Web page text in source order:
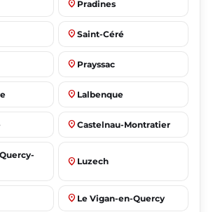
place Pradines
place Saint-Céré
place Prayssac
place Lalbenque
place Castelnau-Montratier
place Luzech
place Le Vigan-en-Quercy